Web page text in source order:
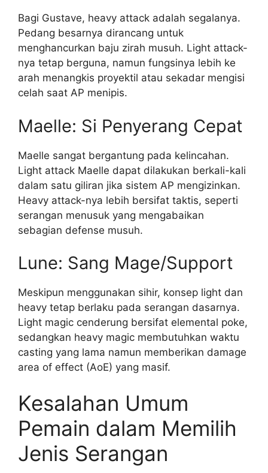
Bagi Gustave, heavy attack adalah segalanya.
Pedang besarnya dirancang untuk
menghancurkan baju zirah musuh. Light attack-
nya tetap berguna, namun fungsinya lebih ke
arah menangkis proyektil atau sekadar mengisi
celah saat AP menipis.
Maelle: Si Penyerang Cepat
Maelle sangat bergantung pada kelincahan.
Light attack Maelle dapat dilakukan berkali-kali
dalam satu giliran jika sistem AP mengizinkan.
Heavy attack-nya lebih bersifat taktis, seperti
serangan menusuk yang mengabaikan
sebagian defense musuh.
Lune: Sang Mage/Support
Meskipun menggunakan sihir, konsep light dan
heavy tetap berlaku pada serangan dasarnya.
Light magic cenderung bersifat elemental poke,
sedangkan heavy magic membutuhkan waktu
casting yang lama namun memberikan damage
area of effect (AoE) yang masif.
Kesalahan Umum
Pemain dalam Memilih
Jenis Serangan